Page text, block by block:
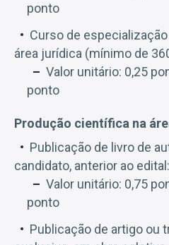
ponto
Curso de
área jurídica (mínimo de
Valor unitário: 0,25
ponto
Produção científica na
Publicação de livro de
candidato, anterior ao edital:
Valor unitário: 0,75
ponto
Publicação de artigo ou